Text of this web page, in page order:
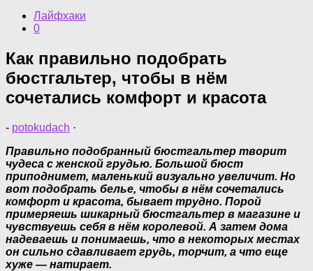
Лайфхаки
0
Как правильно подобрать
бюстгальтер, чтобы в нём
сочетались комфорт и красота
- potokudach ·
Правильно подобранный бюстгальтер творит
чудеса с женской грудью. Большой бюст
приподнимет, маленький визуально увеличит. Но
вот подобрать белье, чтобы в нём сочетались
комфорт и красота, бывает трудно. Порой
примеряешь шикарный бюстгальтер в магазине и
чувствуешь себя в нём королевой. А затем дома
надеваешь и понимаешь, что в некоторых местах
он сильно сдавливает грудь, торчит, а что еще
хуже — натирает.